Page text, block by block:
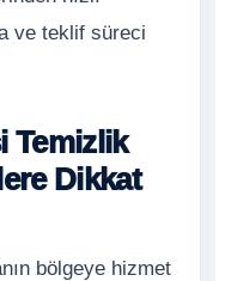
ve teklif süreci
Temizlik
Dikkat
bölgeye hizmet